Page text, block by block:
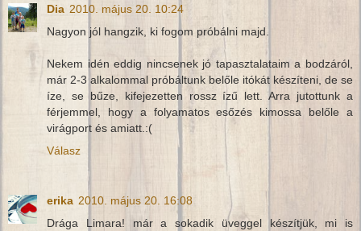
Dia 2010. május 20. 10:24
Nagyon jól hangzik, ki fogom próbálni majd.
Nekem idén eddig nincsenek jó tapasztalataim a bodzáról,
már 2-3 alkalommal próbáltunk belőle itókát készíteni, de se
íze, se bűze, kifejezetten rossz ízű lett. Arra jutottunk a
férjemmel, hogy a folyamatos esőzés kimossa belőle a
virágport és amiatt.:(
Válasz
erika 2010. május 20. 16:08
Drága Limara! már a sokadik üveggel készítjük, mi is